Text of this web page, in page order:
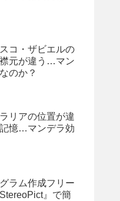
コ・ザビエルの
元が違う…マン
のか？
リアの位置が違
憶…マンデラ効
ラム作成フリー
』で簡